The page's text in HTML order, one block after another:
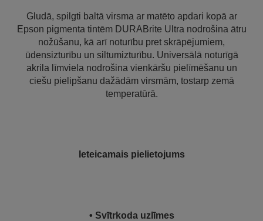
Gludā, spilgti baltā virsma ar matēto apdari kopā ar
Epson pigmenta tintēm DURABrite Ultra nodrošina ātru
nožūšanu, kā arī noturību pret skrāpējumiem,
ūdensizturību un siltumizturību. Universālā noturīgā
akrila līmviela nodrošina vienkāršu pielīmēšanu un
ciešu pielipšanu dažādām virsmām, tostarp zemā
temperatūrā.
Ieteicamais pielietojums
• Svītrkoda uzlīmes